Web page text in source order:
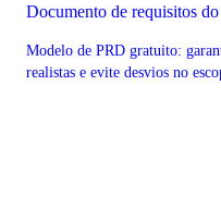
Documento de requisitos
Modelo de PRD gratuito:
realistas e evite desvios no